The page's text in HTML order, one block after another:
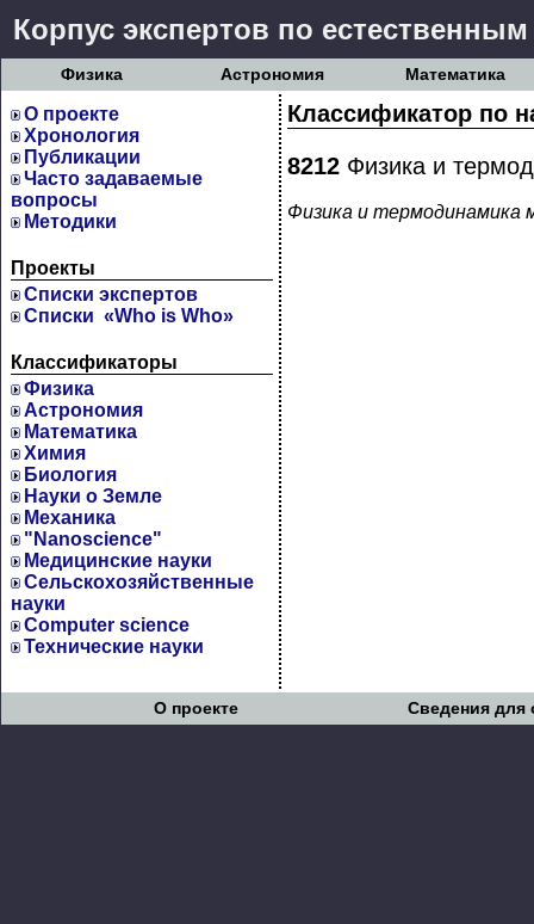
Корпус экспертов по
Физика Астрономия Математика
О проекте
Хронология
Публикации
Часто задаваемые
вопросы
Методики
Проекты
Cписки экспертов
Списки «Who is Who»
Классификаторы
Физика
Астрономия
Математика
Химия
Биология
Науки о Земле
Механика
"Nanoscience"
Медицинские науки
Сельскохозяйственные
науки
Computer science
Технические науки
Классификатор по
8212 Физика и
Физика и термодинамика
О проекте Сведения для